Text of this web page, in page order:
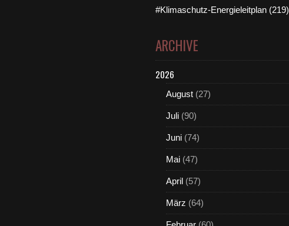
#Klimaschutz-Energieleitplan (219)
ARCHIVE
2026
August (27)
Juli (90)
Juni (74)
Mai (47)
April (57)
März (64)